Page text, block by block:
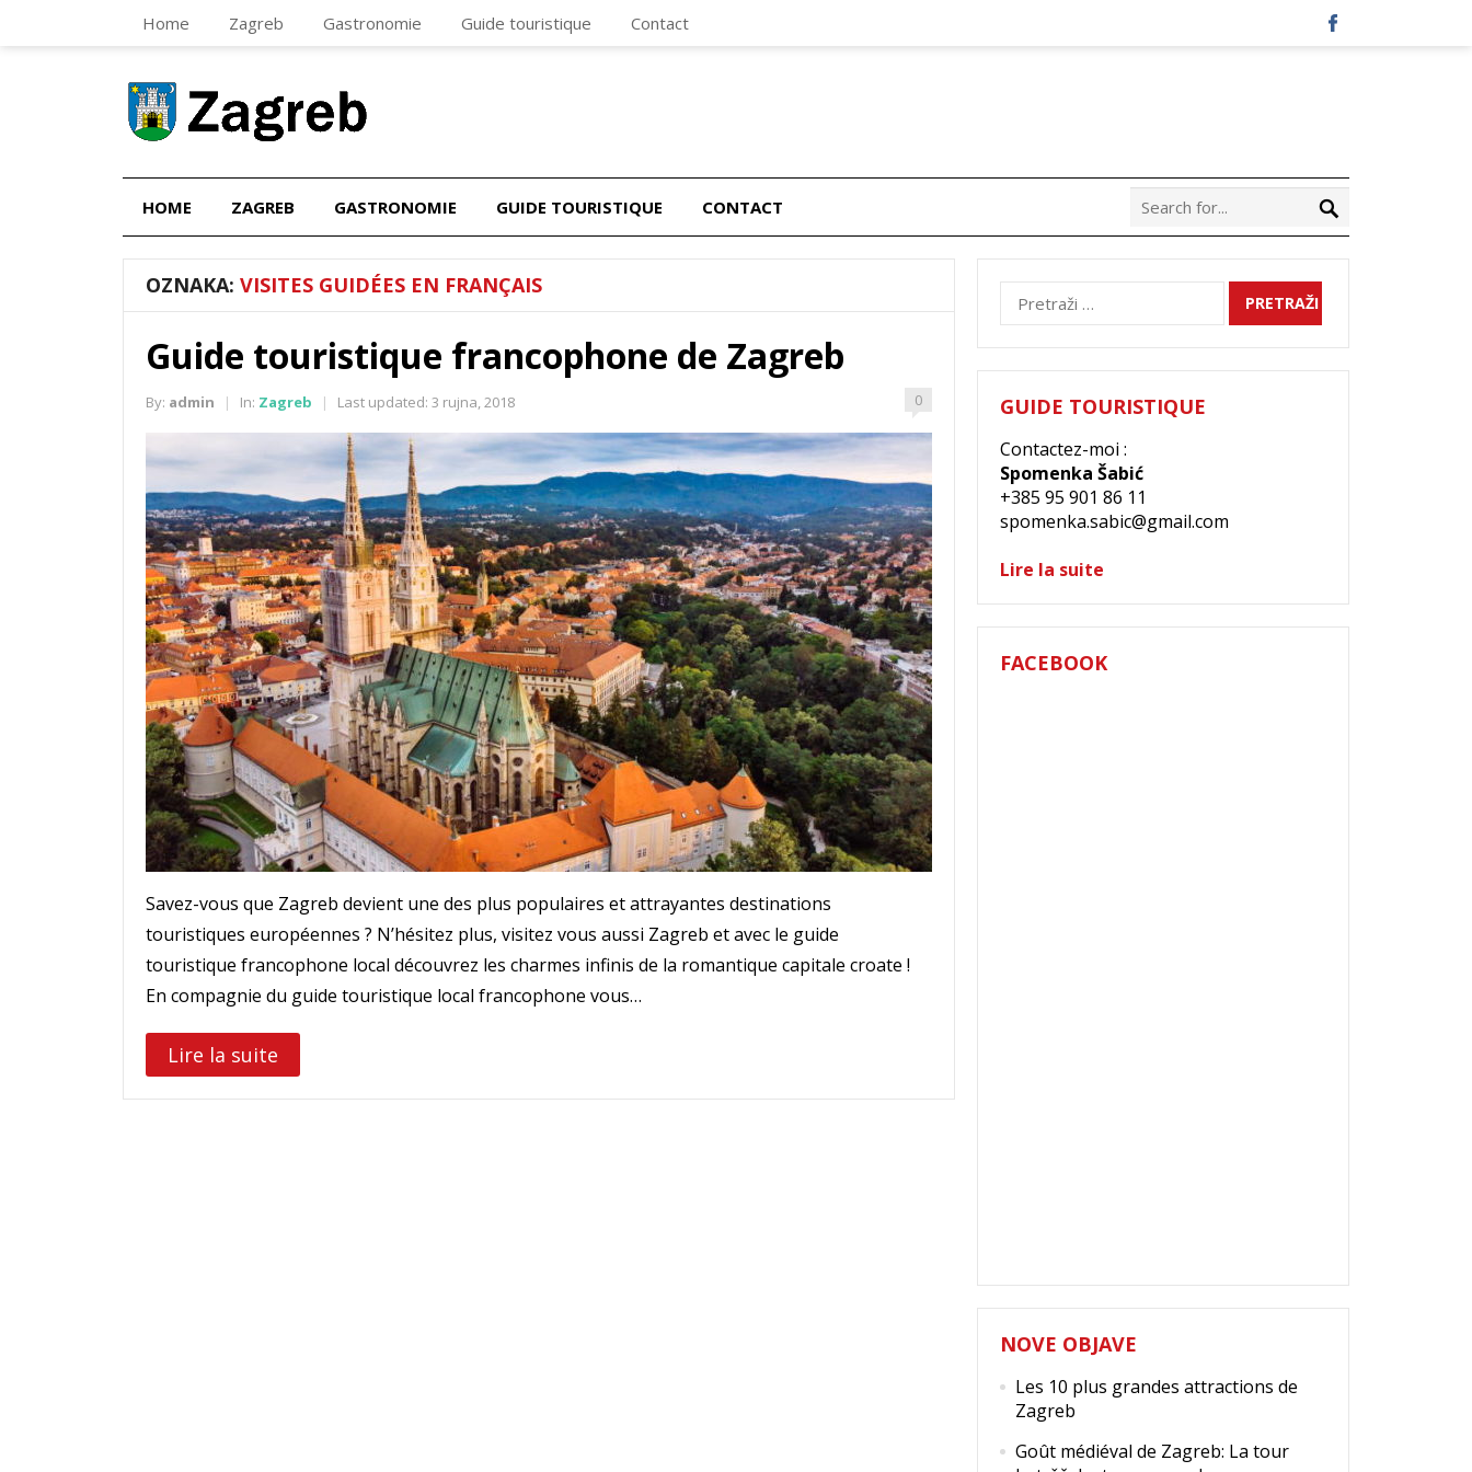
Home Zagreb Gastronomie Guide touristique Contact
HOME ZAGREB GASTRONOMIE GUIDE TOURISTIQUE CONTACT
OZNAKA: VISITES GUIDÉES EN FRANÇAIS
Guide touristique francophone de Zagreb
By: admin | In: Zagreb | Last updated: 3 rujna, 2018 0
Savez-vous que Zagreb devient une des plus populaires et attrayantes destinations
touristiques européennes ? N’hésitez plus, visitez vous aussi Zagreb et avec le guide
touristique francophone local découvrez les charmes infinis de la romantique capitale croate !
En compagnie du guide touristique local francophone vous…
Lire la suite
GUIDE TOURISTIQUE
Contactez-moi :
Spomenka Šabić
+385 95 901 86 11
spomenka.sabic@gmail.com
Lire la suite
FACEBOOK
NOVE OBJAVE
Les 10 plus grandes attractions de
Zagreb
Goût médiéval de Zagreb: La tour